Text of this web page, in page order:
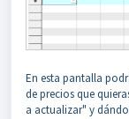
En esta pantalla
de precios que
a actualizar" y